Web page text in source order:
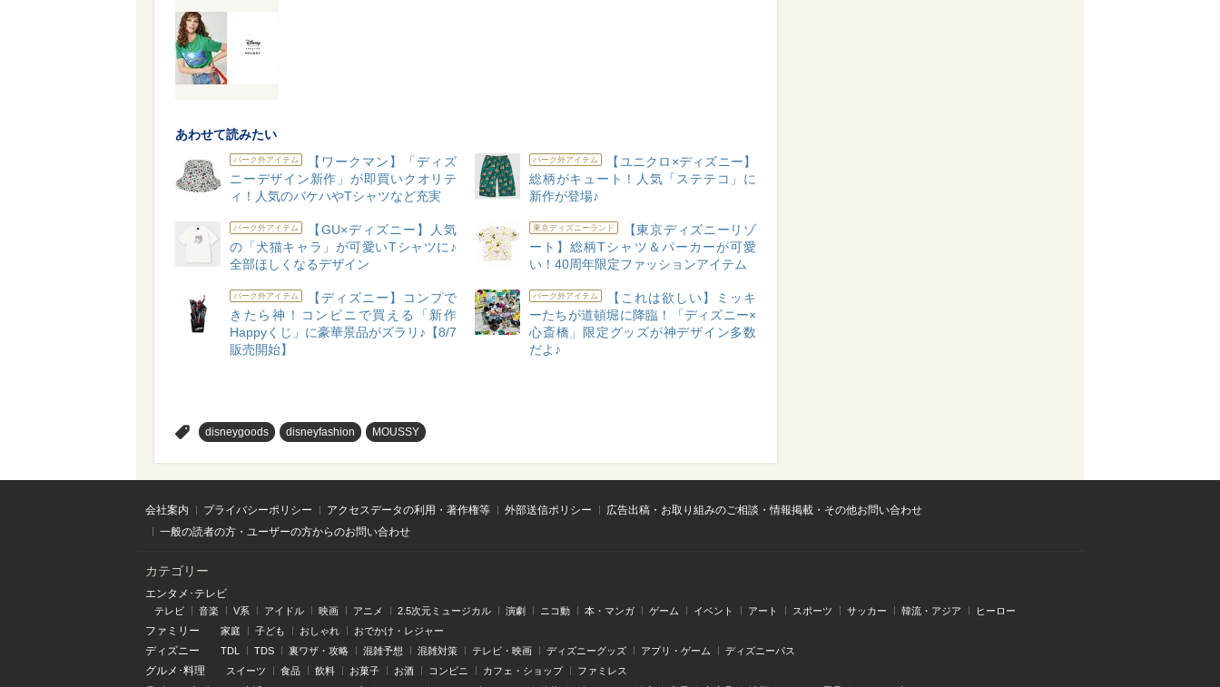
あわせて読みたい
パーク外アイテム
【ワークマン】「ディズ
ニーデザイン新作」が即買いクオリテ
ィ！人気のバケハやTシャツなど充実
パーク外アイテム
【ユニクロ×ディズニー】
総柄がキュート！人気「ステテコ」に
新作が登場♪
パーク外アイテム
【GU×ディズニー】人気
の「犬猫キャラ」が可愛いTシャツに♪
全部ほしくなるデザイン
東京ディズニーランド
【東京ディズニーリゾ
ート】総柄Tシャツ＆パーカーが可愛
い！40周年限定ファッションアイテム
パーク外アイテム
【ディズニー】コンプで
きたら神！コンビニで買える「新作
Happyくじ」に豪華景品がズラリ♪【8/7
販売開始】
パーク外アイテム
【これは欲しい】ミッキ
ーたちが道頓堀に降臨！「ディズニー×
心斎橋」限定グッズが神デザイン多数
だよ♪
disneygoods disneyfashion MOUSSY
会社案内 プライバシーポリシー アクセスデータの利用・著作権等 外部送信ポリシー
広告出稿・お取り組みのご相談・情報掲載・その他お問い合わせ
一般の読者の方・ユーザーの方からのお問い合わせ
カテゴリー
エンタメ･テレビ
テレビ 音楽 V系 アイドル 映画 アニメ 2.5次元ミュージカル 演劇 ニコ動 本・マンガ ゲーム イベント アート スポーツ サッカー 韓流・アジア ヒーロー
ファミリー 家庭 子ども おしゃれ おでかけ・レジャー
ディズニー TDL TDS 裏ワザ・攻略 混雑予想 混雑対策 テレビ・映画 ディズニーグッズ アプリ・ゲーム ディズニーパス
グルメ･料理 スイーツ 食品 飲料 お菓子 お酒 コンビニ カフェ・ショップ ファミレス